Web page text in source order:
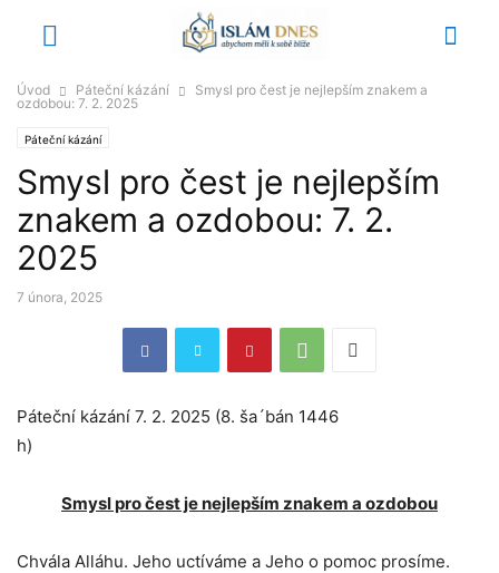
Úvod Páteční kázání
Smysl pro čest je nejlepším znakem a
ozdobou: 7. 2. 2025
Páteční kázání
Smysl pro čest je nejlepším
znakem a ozdobou: 7. 2.
2025
7 února, 2025
Páteční kázání 7. 2. 2025 (8. ša´bán 1446
h)
Smysl pro čest je nejlepším znakem a ozdobou
Chvála Alláhu. Jeho uctíváme a Jeho o pomoc prosíme.